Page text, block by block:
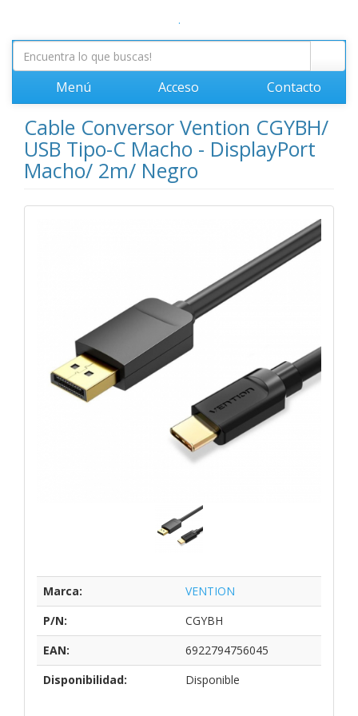
.
Menú Acceso Contacto
Cable Conversor Vention CGYBH/
USB Tipo-C Macho - DisplayPort
Macho/ 2m/ Negro
Marca:
VENTION
P/N:
CGYBH
EAN:
6922794756045
Disponibilidad:
Disponible